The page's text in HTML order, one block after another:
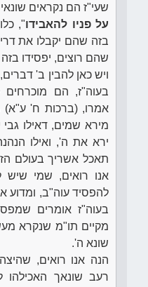
שעי"ז הם נקראים
על פניו להאבידו",
בזה שהם יקבלו את
שהם רוצים, יפסידו
ויש כאן להבין ב'
בעוה"ז, הם
אמרו, (ברכות ח' ע"א)
מירא שמים, דאילו
ירא את ה', ואילו
תאכל אשריך בעולם
אנו רואים, שמי שיש
להפסיד עוה"ב, ומדוע
בעוה"ז אומרים
מקיים תו"מ שנקרא
שונא ה'.
הנה אנו רואים,
רעב שונאך האכילהו